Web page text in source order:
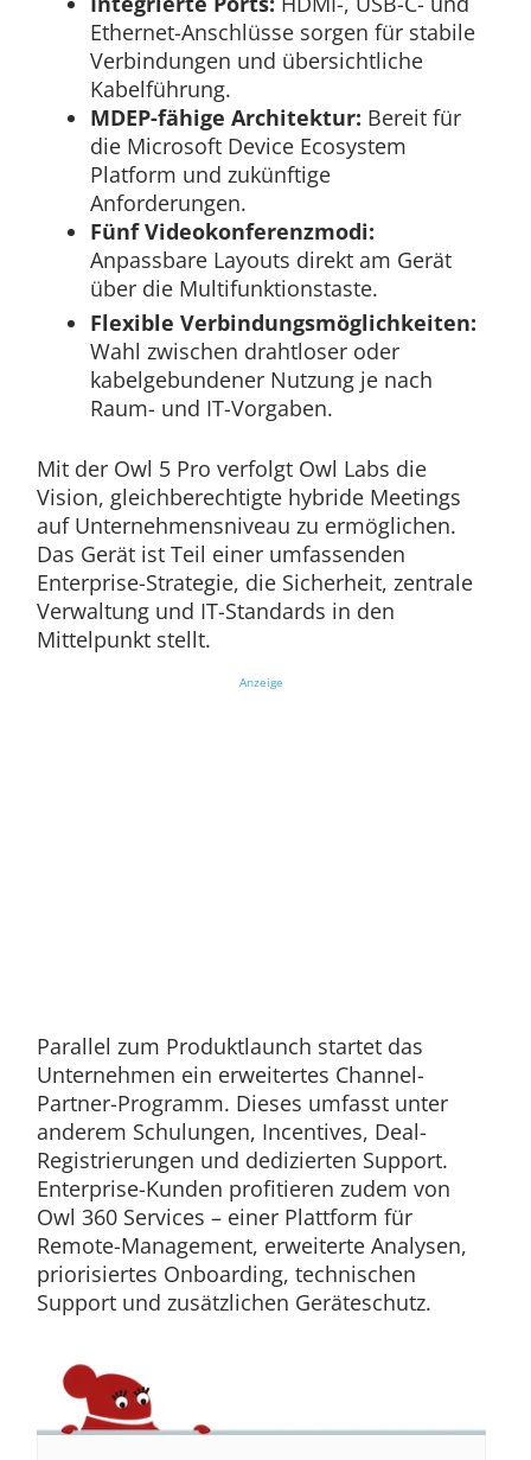
Ethernet-Anschlüsse sorgen für stabile
Verbindungen und übersichtliche
Kabelführung.
MDEP-fähige Architektur: Bereit für
die Microsoft Device Ecosystem
Platform und zukünftige
Anforderungen.
Fünf Videokonferenzmodi:
Anpassbare Layouts direkt am Gerät
über die Multifunktionstaste.
Flexible Verbindungsmöglichkeiten:
Wahl zwischen drahtloser oder
kabelgebundener Nutzung je nach
Raum- und IT-Vorgaben.
Mit der Owl 5 Pro verfolgt Owl Labs die
Vision, gleichberechtigte hybride Meetings
auf Unternehmensniveau zu ermöglichen.
Das Gerät ist Teil einer umfassenden
Enterprise-Strategie, die Sicherheit, zentrale
Verwaltung und IT-Standards in den
Mittelpunkt stellt.
Anzeige
Parallel zum Produktlaunch startet das
Unternehmen ein erweitertes Channel-
Partner-Programm. Dieses umfasst unter
anderem Schulungen, Incentives, Deal-
Registrierungen und dedizierten Support.
Enterprise-Kunden profitieren zudem von
Owl 360 Services – einer Plattform für
Remote-Management, erweiterte Analysen,
priorisiertes Onboarding, technischen
Support und zusätzlichen Geräteschutz.